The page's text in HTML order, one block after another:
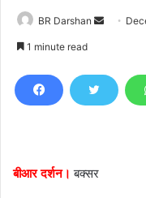
BR Darshan
d
1 minute read
बीआर दर्शन। बक्सर